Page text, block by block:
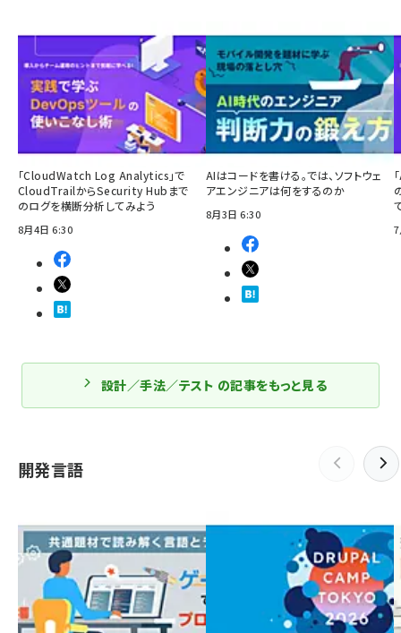
「CloudWatch Log Analytics」で
CloudTrailからSecurity Hubまで
のログを横断分析してみよう
8月4日 6:30
AIはコードを書ける。では、ソフトウェ
アエンジニアは何をするのか
8月3日 6:30
設計／手法／テスト の記事をもっと見る
開発言語